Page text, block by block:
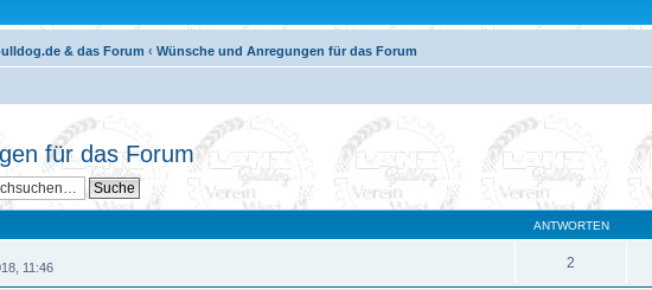
& das Forum ‹ Wünsche und Anregungen für das Forum
für das Forum
ANTWORTEN
11:46 2